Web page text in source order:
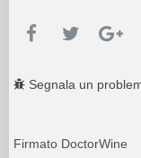
Segnala un
Firmato DoctorWine